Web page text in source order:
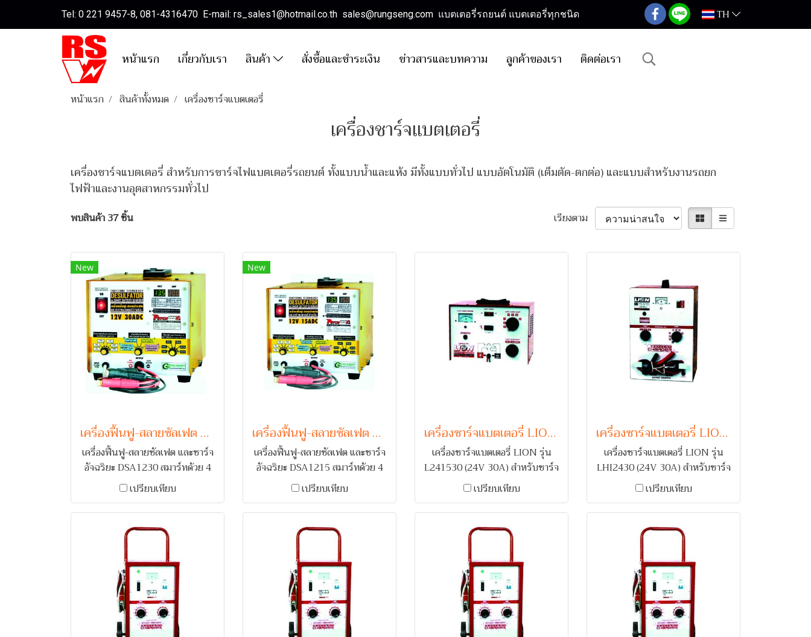
Tel: 0 221 9457-8, 081-4316470 E-mail: rs_sales1@hotmail.co.th sales@rungseng.com แบตเตอรี่รถยนต์ แบตเตอรี่ทุกชนิด TH
หน้าแรก เกี่ยวกับเรา สินค้า สั่งซื้อและชำระเงิน ข่าวสารและบทความ ลูกค้าของเรา ติดต่อเรา
หน้าแรก สินค้าทั้งหมด เครื่องชาร์จแบตเตอรี่
เครื่องชาร์จแบตเตอรี่
เครื่องชาร์จแบตเตอรี่ สำหรับการชาร์จไฟแบตเตอรี่รถยนต์ ทั้งแบบน้ำและแห้ง มีทั้งแบบทั่วไป แบบอัตโนมัติ (เต็มตัด-ตกต่อ) และแบบสำหรับงานรถยก
ไฟฟ้าและงานอุตสาหกรรมทั่วไป
พบสินค้า 37 ชิ้น เรียงตาม
New
เครื่องฟื้นฟู-สลายซัลเฟต และชาร์จอัจฉริยะ Petch DSA1230
เครื่องฟื้นฟู-สลายซัลเฟต และชาร์จ
อัจฉริยะ DSA1230 สมาร์ทด้วย 4
โหมดการทำงานอัจฉริยะ ชาร์จ
คงสภาพ (Standby Charge) /
ชาร์จกระตุ้น (Equalize Charge)
และ ฟื้นฟูแบตเตอรี่ (Desulfator)
เปรียบเทียบ
New
เครื่องฟื้นฟู-สลายซัลเฟต และชาร์จอัจฉริยะ Petch DSA1215
เครื่องฟื้นฟู-สลายซัลเฟต และชาร์จ
อัจฉริยะ DSA1215 สมาร์ทด้วย 4
โหมดการทำงานอัจฉริยะ ชาร์จ
คงสภาพ (Standby Charge) /
ชาร์จกระตุ้น (Equalize Charge)
และ ฟื้นฟูแบตเตอรี่ (Desulfator)
เปรียบเทียบ
เครื่องชาร์จแบตเตอรี่ LION รุ่น L241530 (24V 30A)
เครื่องชาร์จแบตเตอรี่ LION รุ่น
L241530 (24V 30A) สำหรับชาร์จ
แบตเตอรี่รถยนต์ 1-2 ลูก พร้อม
กระแสเกิน
เปรียบเทียบ
เครื่องชาร์จแบตเตอรี่ LION รุ่น LHI2430 (24V 30A)
เครื่องชาร์จแบตเตอรี่ LION รุ่น
LHI2430 (24V 30A) สำหรับชาร์จ
แบตเตอรี่รถยนต์ 1-2 ลูก พร้อม
กระแสเกิน
เปรียบเทียบ